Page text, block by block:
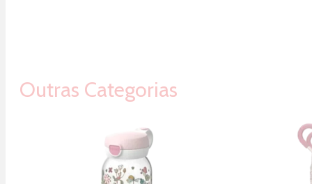
Outras Categorias